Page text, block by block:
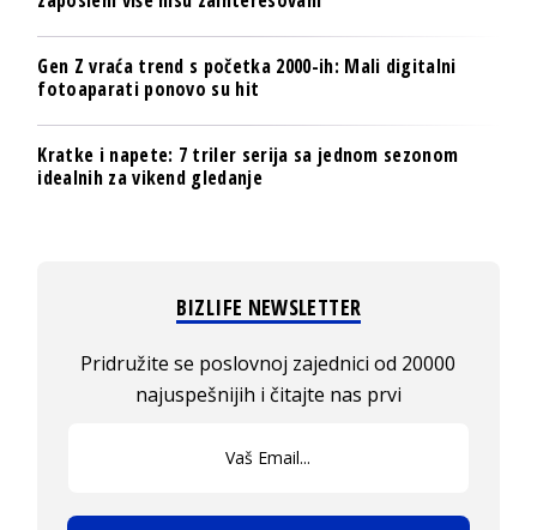
Gen Z vraća trend s početka 2000-ih: Mali digitalni
fotoaparati ponovo su hit
Kratke i napete: 7 triler serija sa jednom sezonom
idealnih za vikend gledanje
BIZLIFE NEWSLETTER
Pridružite se poslovnoj zajednici od 20000
najuspešnijih i čitajte nas prvi